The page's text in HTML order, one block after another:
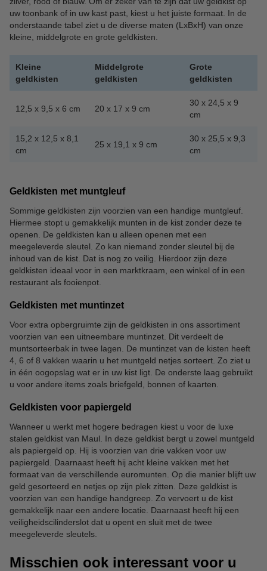
uw toonbank of in uw kast past, kiest u het juiste formaat. In de
onderstaande tabel ziet u de diverse maten (LxBxH) van onze
kleine, middelgrote en grote geldkisten.
Kleine
geldkisten
Middelgrote
geldkisten
Grote
geldkisten
12,5 x 9,5 x 6 cm 20 x 17 x 9 cm
30 x 24,5 x 9
cm
15,2 x 12,5 x 8,1
cm
25 x 19,1 x 9 cm
30 x 25,5 x 9,3
cm
Geldkisten met muntgleuf
Sommige geldkisten zijn voorzien van een handige muntgleuf.
Hiermee stopt u gemakkelijk munten in de kist zonder deze te
openen. De geldkisten kan u alleen openen met een
meegeleverde sleutel. Zo kan niemand zonder sleutel bij de
inhoud van de kist. Dat is nog zo veilig. Hierdoor zijn deze
geldkisten ideaal voor in een marktkraam, een winkel of in een
restaurant als fooienpot.
Geldkisten met muntinzet
Voor extra opbergruimte zijn de geldkisten in ons assortiment
voorzien van een uitneembare muntinzet. Dit verdeelt de
muntsorteerbak in twee lagen. De muntinzet van de kisten heeft
4, 6 of 8 vakken waarin u het muntgeld netjes sorteert. Zo ziet u
in één oogopslag wat er in uw kist ligt. De onderste laag gebruikt
u voor andere items zoals briefgeld, bonnen of kaarten.
Geldkisten voor papiergeld
Wanneer u werkt met hogere bedragen kiest u voor de luxe
stalen geldkist van Maul. In deze geldkist bergt u zowel muntgeld
als papiergeld op. Hij is voorzien van drie vakken voor uw
papiergeld. Daarnaast heeft hij acht kleine vakken met het
formaat van de verschillende euromunten. Op die manier blijft uw
geld gesorteerd en netjes op zijn plek zitten. Deze geldkist is
voorzien van een handige handgreep. Zo vervoert u de kist
gemakkelijk naar een andere locatie. Daarnaast heeft hij een
veiligheidscilinderslot dat u opent en sluit met de twee
meegeleverde sleutels.
Misschien ook interessant voor u